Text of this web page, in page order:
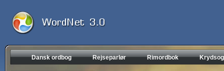
Dansk ordbog Rejseparlør Rimordbok